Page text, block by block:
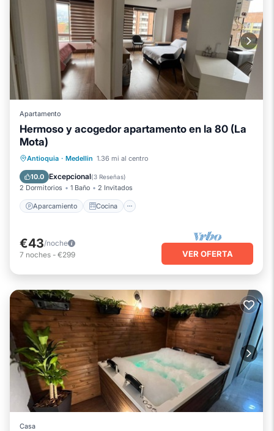
Apartamento
Hermoso y acogedor apartamento en la 80 (La
Mota)
Antioquia · Medellin 1.36 mi al centro
10.0 Excepcional(3 Reseñas)
2 Dormitorios 1 Baño 2 Invitados
Aparcamiento Cocina
Aparcamiento Cocina
Apto para niños
€43/noche
7 noches - €299 VER OFERTA
Casa